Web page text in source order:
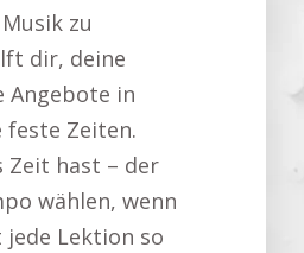
zu
dir, deine
Angebote in
feste Zeiten.
Zeit hast – der
wählen, wenn
jede Lektion so